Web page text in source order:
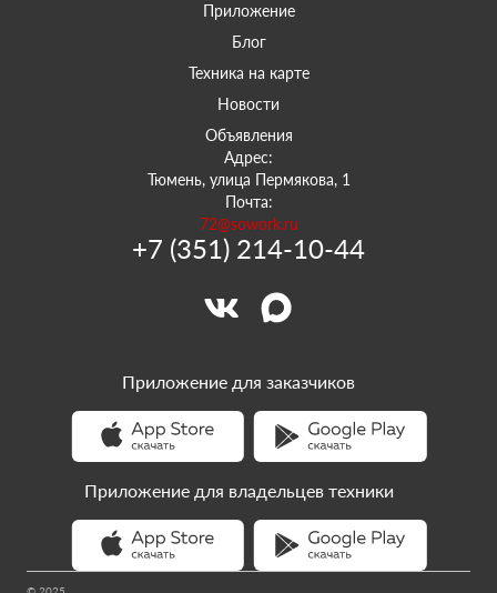
Приложение
Блог
Техника на карте
Новости
Объявления
Адрес:
Тюмень, улица Пермякова, 1
Почта:
72@sowork.ru
+7 (351) 214-10-44
Приложение для заказчиков
Приложение для владельцев техники